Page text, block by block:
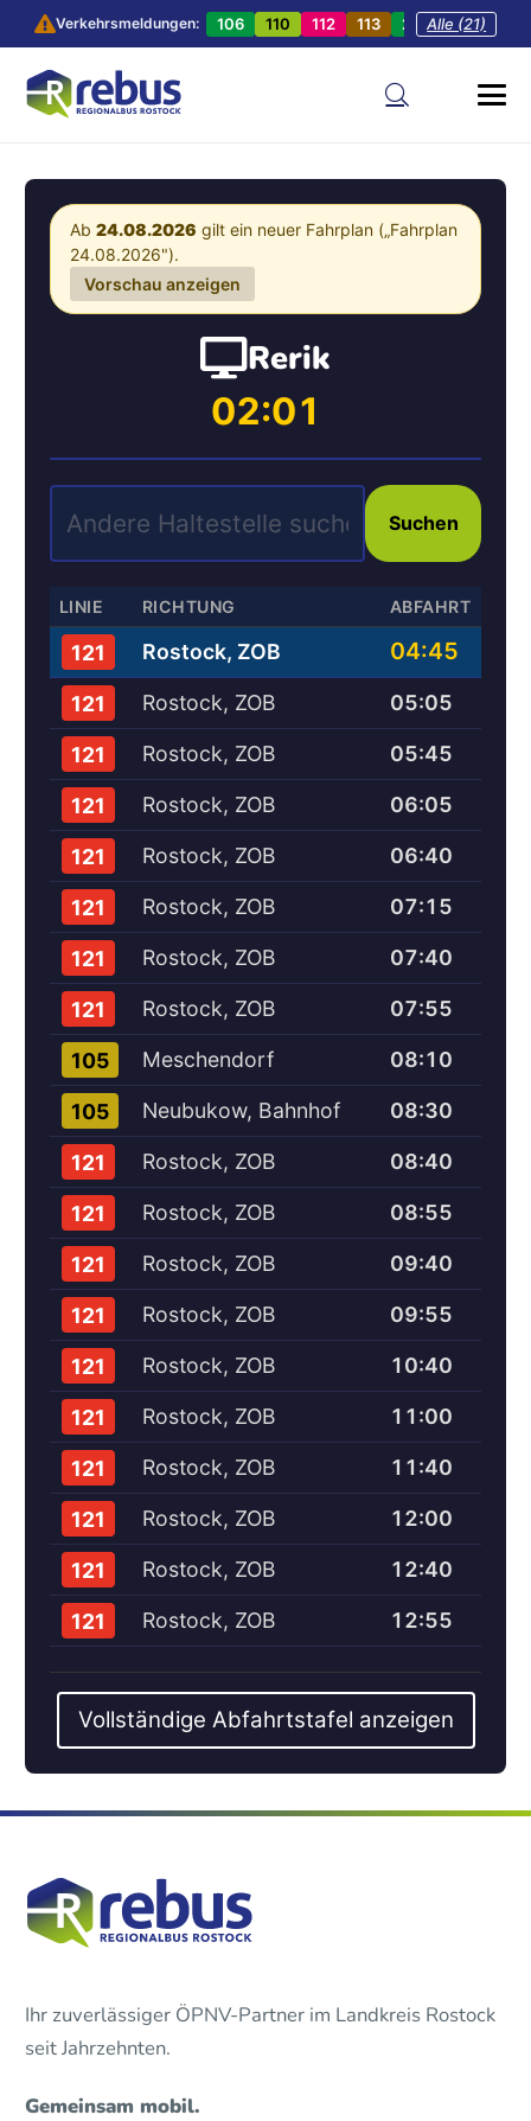
Verkehrsmeldungen: 106 110 112 113 201 202
Alle (21)
Ab 24.08.2026 gilt ein neuer Fahrplan („Fahrplan
24.08.2026").
Vorschau anzeigen
Rerik
02:01
Suchen
LINIE RICHTUNG ABFAHRT
121 Rostock, ZOB 04:45
121 Rostock, ZOB 05:05
121 Rostock, ZOB 05:45
121 Rostock, ZOB 06:05
121 Rostock, ZOB 06:40
121 Rostock, ZOB 07:15
121 Rostock, ZOB 07:40
121 Rostock, ZOB 07:55
105 Meschendorf 08:10
105 Neubukow, Bahnhof 08:30
121 Rostock, ZOB 08:40
121 Rostock, ZOB 08:55
121 Rostock, ZOB 09:40
121 Rostock, ZOB 09:55
121 Rostock, ZOB 10:40
121 Rostock, ZOB 11:00
121 Rostock, ZOB 11:40
121 Rostock, ZOB 12:00
121 Rostock, ZOB 12:40
121 Rostock, ZOB 12:55
Vollständige Abfahrtstafel anzeigen
Ihr zuverlässiger ÖPNV-Partner im Landkreis Rostock
seit Jahrzehnten.
Gemeinsam mobil.